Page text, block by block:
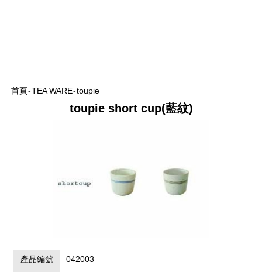
首頁-TEA WARE-toupie
toupie short cup(藍紋)
產品編號
042003